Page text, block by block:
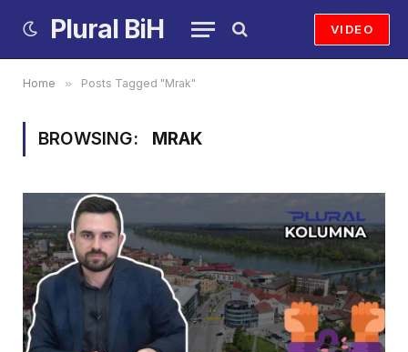
Plural BiH VIDEO
Home » Posts Tagged "Mrak"
BROWSING: MRAK